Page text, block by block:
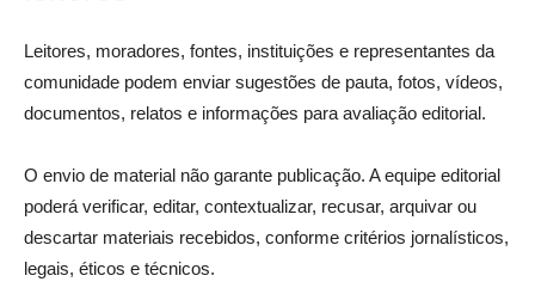
Leitores, moradores, fontes, instituições e representantes da
comunidade podem enviar sugestões de pauta, fotos, vídeos,
documentos, relatos e informações para avaliação editorial.
O envio de material não garante publicação. A equipe editorial
poderá verificar, editar, contextualizar, recusar, arquivar ou
descartar materiais recebidos, conforme critérios jornalísticos,
legais, éticos e técnicos.